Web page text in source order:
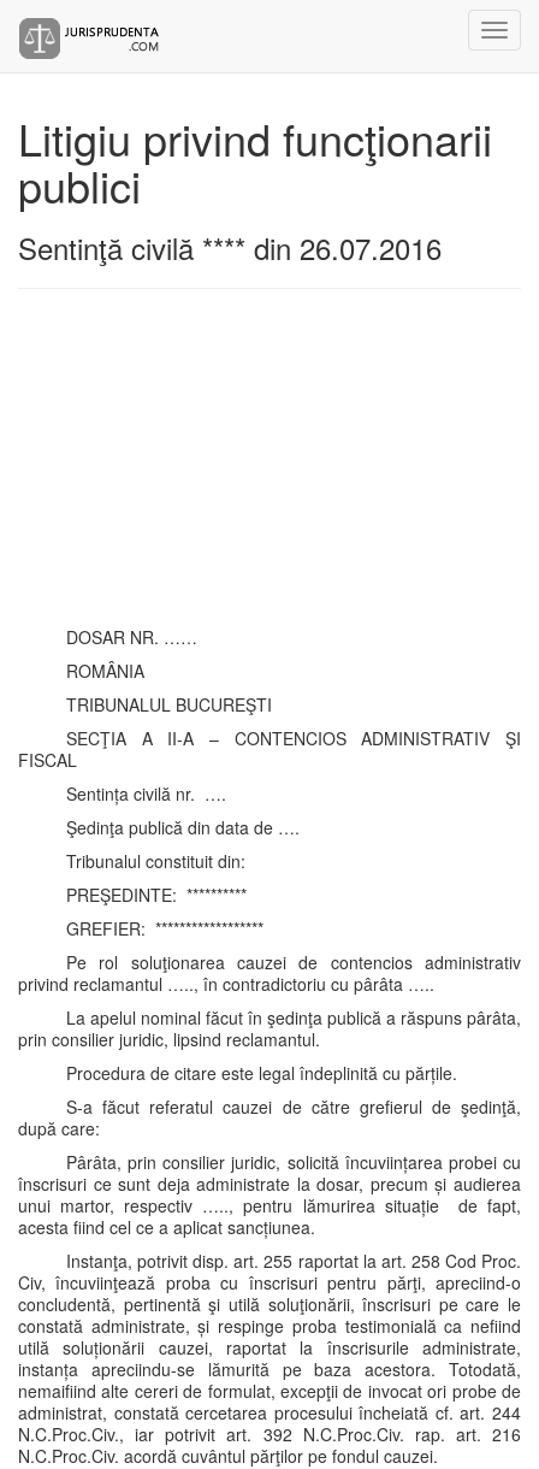
Litigiu privind funcţionarii
publici
Sentinţă civilă **** din 26.07.2016
DOSAR NR. ……
ROMÂNIA
TRIBUNALUL BUCUREŞTI
SECŢIA A II-A – CONTENCIOS ADMINISTRATIV ŞI
FISCAL
Sentința civilă nr. ….
Şedinţa publică din data de ….
Tribunalul constituit din:
PREŞEDINTE: **********
GREFIER: ******************
Pe rol soluţionarea cauzei de contencios administrativ
privind reclamantul ….., în contradictoriu cu pârâta …..
La apelul nominal făcut în şedinţa publică a răspuns pârâta,
prin consilier juridic, lipsind reclamantul.
Procedura de citare este legal îndeplinită cu părțile.
S-a făcut referatul cauzei de către grefierul de şedinţă,
după care:
Pârâta, prin consilier juridic, solicită încuviințarea probei cu
înscrisuri ce sunt deja administrate la dosar, precum și audierea
unui martor, respectiv ….., pentru lămurirea situație de fapt,
acesta fiind cel ce a aplicat sancțiunea.
Instanţa, potrivit disp. art. 255 raportat la art. 258 Cod Proc.
Civ, încuviinţează proba cu înscrisuri pentru părţi, apreciind-o
concludentă, pertinentă şi utilă soluţionării, înscrisuri pe care le
constată administrate, și respinge proba testimonială ca nefiind
utilă soluționării cauzei, raportat la înscrisurile administrate,
instanța apreciindu-se lămurită pe baza acestora. Totodată,
nemaifiind alte cereri de formulat, excepţii de invocat ori probe de
administrat, constată cercetarea procesului încheiată cf. art. 244
N.C.Proc.Civ., iar potrivit art. 392 N.C.Proc.Civ. rap. art. 216
N.C.Proc.Civ. acordă cuvântul părţilor pe fondul cauzei.